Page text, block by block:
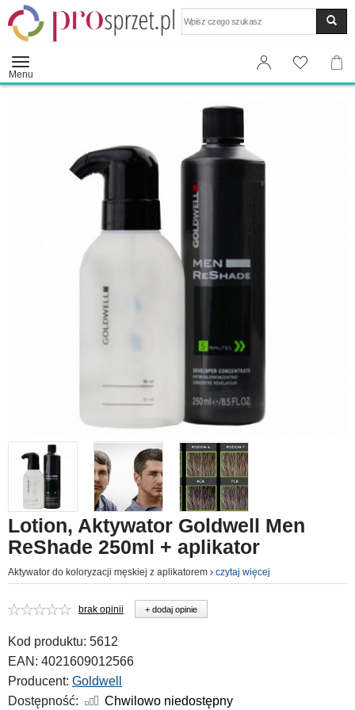
Menu
Lotion, Aktywator Goldwell Men
ReShade 250ml + aplikator
Aktywator do koloryzacji męskiej z aplikatorem czytaj więcej
brak opinii + dodaj opinie
Kod produktu: 5612
EAN: 4021609012566
Producent: Goldwell
Dostępność:
Chwilowo niedostępny